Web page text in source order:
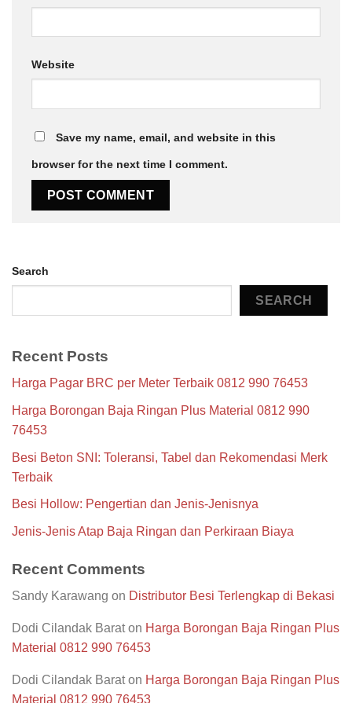
Website
Save my name, email, and website in this
browser for the next time I comment.
Search
SEARCH
Recent Posts
Harga Pagar BRC per Meter Terbaik 0812 990 76453
Harga Borongan Baja Ringan Plus Material 0812 990
76453
Besi Beton SNI: Toleransi, Tabel dan Rekomendasi Merk
Terbaik
Besi Hollow: Pengertian dan Jenis-Jenisnya
Jenis-Jenis Atap Baja Ringan dan Perkiraan Biaya
Recent Comments
Sandy Karawang on Distributor Besi Terlengkap di Bekasi
Dodi Cilandak Baraton Harga Borongan Baja Ringan Plus
Material 0812 990 76453
Dodi Cilandak Baraton Harga Borongan Baja Ringan Plus
Material 0812 990 76453